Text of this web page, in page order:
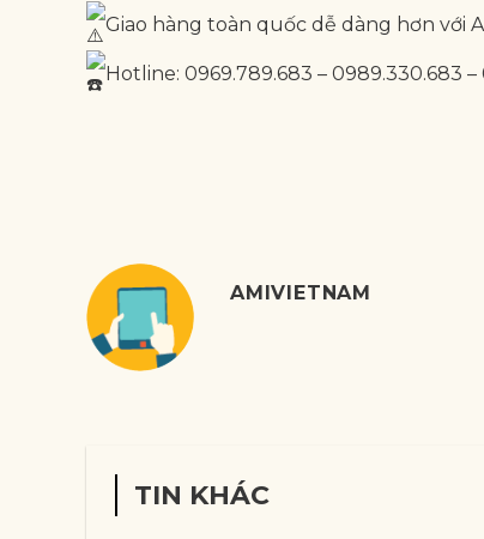
Giao hàng toàn quốc dễ dàng hơn với
Hotline: 0969.789.683 – 0989.330.683 –
AMIVIETNAM
TIN KHÁC